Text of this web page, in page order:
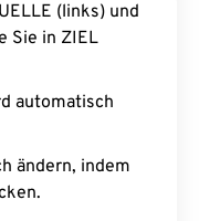
(links) und
Sie in ZIEL
automatisch
ändern, indem